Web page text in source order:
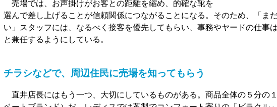
売場では、お声掛けがお客との距離を縮め、的確な靴を
選んで差し上げることが信頼関係につながることになる。そのため、「ま
い」スタッフには、なるべく接客を優先してもらい、事務やヤードの仕事
と兼任するようにしている。
チラシなどで、周辺住民に売場を知ってもらう
直井店長にはもう一つ、大切にしているものがある。商品全体の５分の